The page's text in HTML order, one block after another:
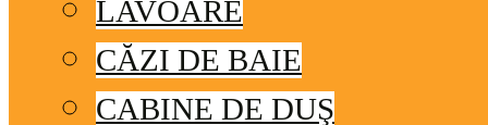
LAVOARE
CĂZI DE BAIE
CABINE DE DUŞ